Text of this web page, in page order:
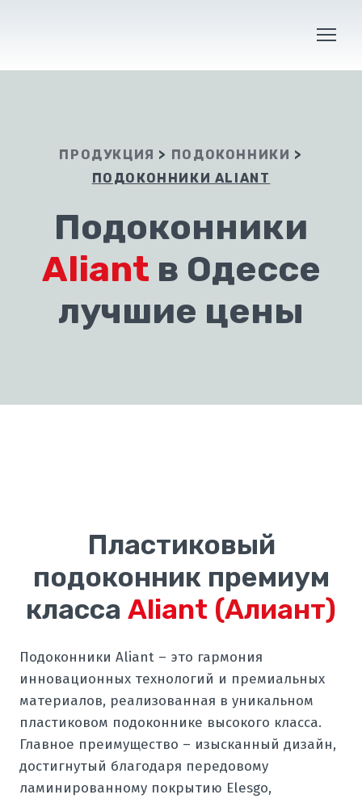
ПРОДУКЦИЯ > ПОДОКОННИКИ >
ПОДОКОННИКИ ALIANT
Подоконники
Aliant в Одессе
лучшие цены
Пластиковый
подоконник премиум
класса Aliant (Алиант)
Подоконники Aliant – это гармония
инновационных технологий и премиальных
материалов, реализованная в уникальном
пластиковом подоконнике высокого класса.
Главное преимущество – изысканный дизайн,
достигнутый благодаря передовому
ламинированному покрытию Elesgo,